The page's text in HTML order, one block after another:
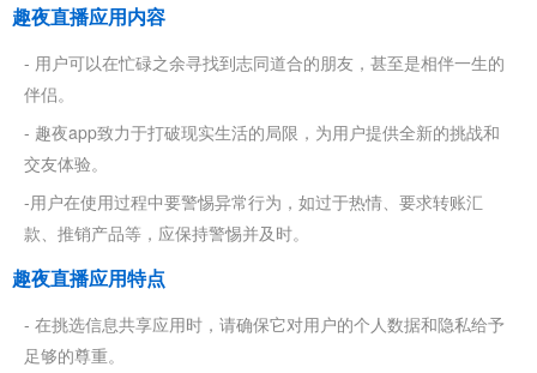
趣夜直播应用内容
- 用户可以在忙碌之余寻找到志同道合的朋友，甚至是相伴一生的
伴侣。
- 趣夜app致力于打破现实生活的局限，为用户提供全新的挑战和
交友体验。
-用户在使用过程中要警惕异常行为，如过于热情、要求转账汇
款、推销产品等，应保持警惕并及时。
趣夜直播应用特点
- 在挑选信息共享应用时，请确保它对用户的个人数据和隐私给予
足够的尊重。